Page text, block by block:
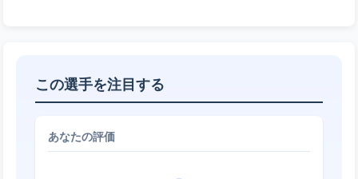
この選手を注目する
あなたの評価